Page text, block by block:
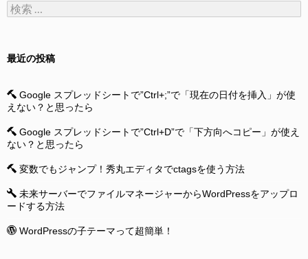
検
索:
最近の投稿
Google スプレッドシートで”Ctrl+;”で「現在の日付を挿入」が使
えない？と思ったら
Google スプレッドシートで”Ctrl+D”で「下方向へコピー」が使え
ない？と思ったら
変数でもジャンプ！秀丸エディタでctagsを使う方法
未来サーバーでファイルマネージャーからWordPressをアップロ
ードする方法
WordPressの子テーマって超簡単！